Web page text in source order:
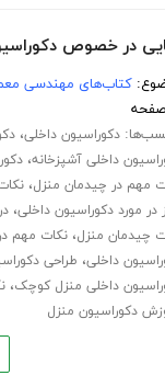
در خصوص
کتاب‌های مهندسی
دکوراسیون داخلی،
داخلی آشپزخانه،
مهم در چیدمان منزل،
در مورد دکوراسیون داخلی،
چیدمان منزل،نکات مهم
داخلی، طراحی
داخلی منزل کوچک،
دکوراسیون منزل